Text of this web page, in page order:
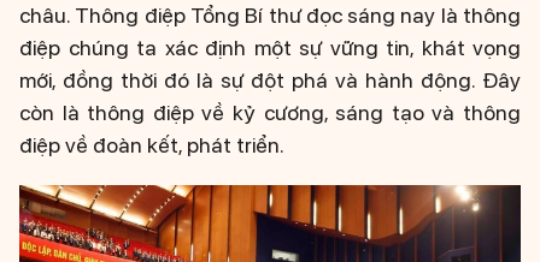
châu. Thông điệp Tổng Bí thư đọc sáng nay là thông
điệp chúng ta xác định một sự vững tin, khát vọng
mới, đồng thời đó là sự đột phá và hành động. Đây
còn là thông điệp về kỷ cương, sáng tạo và thông
điệp về đoàn kết, phát triển.